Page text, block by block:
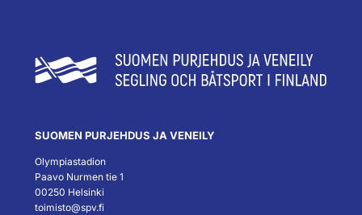
SUOMEN PURJEHDUS JA VENEILY
Olympiastadion
Paavo Nurmen tie 1
00250 Helsinki
toimisto@spv.fi